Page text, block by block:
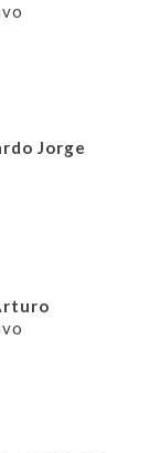
Jorge